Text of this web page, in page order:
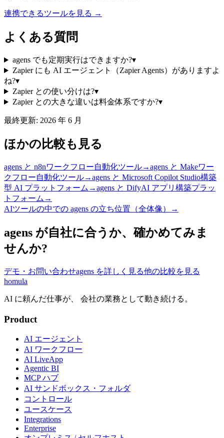
連携できるツールを見る →
よくある質問
agens でも定期実行はできますか?▾
Zapier にも AI エージェント（Zapier Agents）がありますよ
ね?▾
Zapier との使い分けは?▾
Zapier との大きな違いは料金体系ですか?▾
最終更新: 2026 年 6 月
ほかの比較も見る
agens と n8nワークフロー自動化ツール→agens と Makeワー
クフロー自動化ツール→agens と Microsoft Copilot Studio構築
型 AI プラットフォーム →agens と DifyAI アプリ構築プラッ
トフォーム →
AIツールの中での agens の立ち位置（全体像）→
agens が自社に合うか、確かめてみま
せんか?
デモ・お問い合わせagens を詳しく見る他の比較を見る
homula
AI に頼んだ仕事が、 会社の業務として動き続ける。
Product
AI エージェント
AI ワークフロー
AI LiveApp
Agentic BI
MCP ハブ
AI サンドボックス・フォルダ
コントロール
ユースケース
Integrations
Enterprise